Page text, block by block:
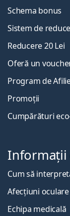
Schema bonus
Sistem de
Reducere 20 Lei
Oferă un
Program de
Promoții
Cumpărături
Informații
Cum să
Afecțiuni oculare
Echipa medicală